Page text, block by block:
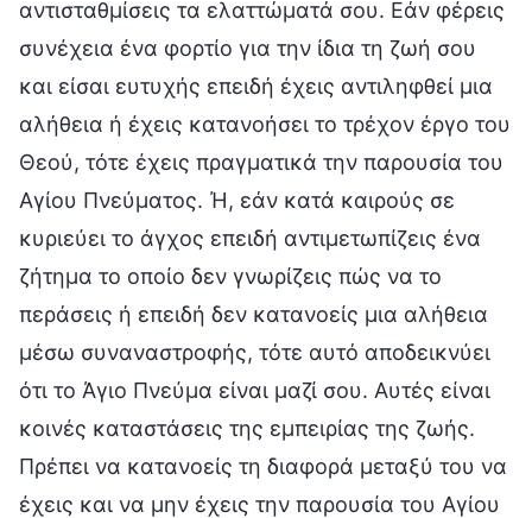
αντισταθμίσεις τα ελαττώματά σου. Εάν φέρεις
συνέχεια ένα φορτίο για την ίδια τη ζωή σου
και είσαι ευτυχής επειδή έχεις αντιληφθεί μια
αλήθεια ή έχεις κατανοήσει το τρέχον έργο του
Θεού, τότε έχεις πραγματικά την παρουσία του
Αγίου Πνεύματος. Ή, εάν κατά καιρούς σε
κυριεύει το άγχος επειδή αντιμετωπίζεις ένα
ζήτημα το οποίο δεν γνωρίζεις πώς να το
περάσεις ή επειδή δεν κατανοείς μια αλήθεια
μέσω συναναστροφής, τότε αυτό αποδεικνύει
ότι το Άγιο Πνεύμα είναι μαζί σου. Αυτές είναι
κοινές καταστάσεις της εμπειρίας της ζωής.
Πρέπει να κατανοείς τη διαφορά μεταξύ του να
έχεις και να μην έχεις την παρουσία του Αγίου